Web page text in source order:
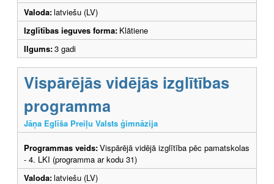
Valoda:latviešu (LV)
Izglītības ieguves forma: Klātiene
Ilgums:3 gadi
Vispārējās vidējās izglītības
programma
Jāņa Eglīša Preiļu Valsts ģimnāzija
Programmas veids:Vispārējā vidējā izglītība pēc pamatskolas
- 4. LKI (programma ar kodu 31)
Valoda:latviešu (LV)